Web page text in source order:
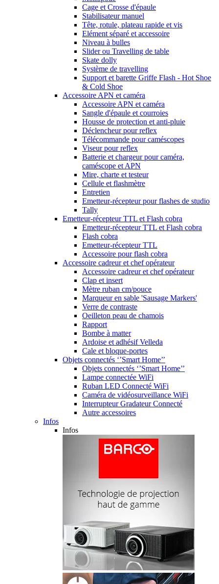
Cage et Crosse d'épaule
Stabilisateur manuel
Tête, rotule, plateau rapide et vis
Elément séparé et accessoire
Niveau à bulles
Slider ou Travelling de table
Skate dolly
Système de travelling
Support et barette Griffe Flash - Hot Shoe
& Cold Shoe
Accessoire APN et caméra
Accessoire APN et caméra
Sangle d'épaule et courroies
Housse de protection et anti-pluie
Déclencheur pour reflex
Télécommande pour caméscopes
Viseur pour reflex
Batterie et chargeur pour caméra,
caméscope et APN
Mire, charte et testeur
Cellule et flashmètre
Entretien
Emetteur-récepteur pour flashes de studio
Tally
Emetteur-récepteur TTL et Flash cobra
Emetteur-récepteur TTL et Flash cobra
Flash cobra
Emetteur-récepteur TTL
Accessoire pour flash cobra
Accessoire cadreur et chef opérateur
Accessoire cadreur et chef opérateur
Clap et insert
Mètre ruban cm/pouce
Marqueur en sable 'Sausage Markers'
Verre de contraste
Oeilleton peau de chamois
Rapport
Bombe à matter
Ardoise et adhésif Velleda
Cale et bloque-portes
Objets connectés ‘’Smart Home’’
Objets connectés ‘’Smart Home’’
Lampe connectée WiFi
Ruban LED Connecté WiFi
Caméra de vidéosurveillance WiFi
Interrupteur Gradateur Connecté
Autre accessoires
Infos
Infos